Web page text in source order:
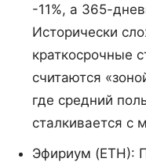
-11%, а 365-
Исторически
краткосрочные
считаются
где средний
сталкивается с
Эфириум (ETH):